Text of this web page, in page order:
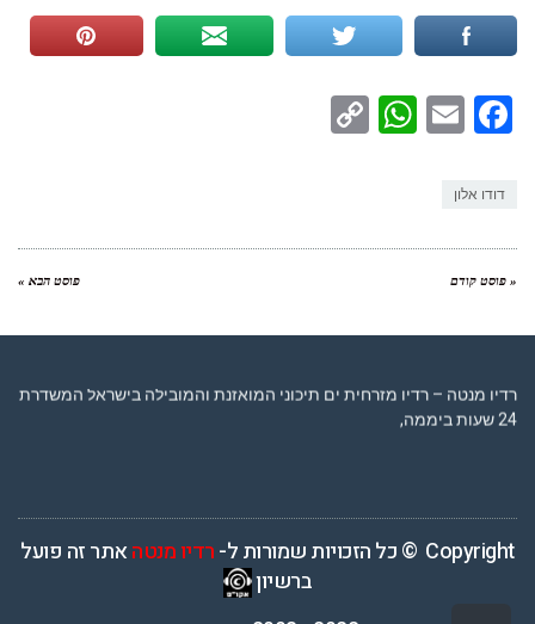
Facebook
Email
WhatsApp
דודו אלון
« פוסט קודם פוסט הבא »
רדיו מנטה – רדיו מזרחית ים תיכוני המואזנת והמובילה בישראל המשדרת
24 שעות ביממה,
Copyright © כל הזכויות שמורות ל- רדיו מנטהאתר זה פועל
ברשיון